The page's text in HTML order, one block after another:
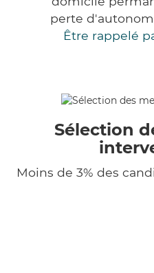
perte
Être rappelé
Sélection
Moins de 3% des